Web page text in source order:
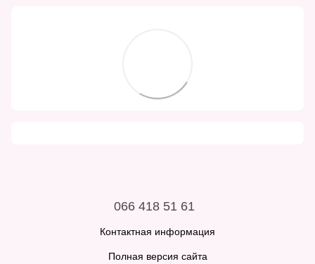
066 418 51 61
Контактная информация
Полная версия сайта